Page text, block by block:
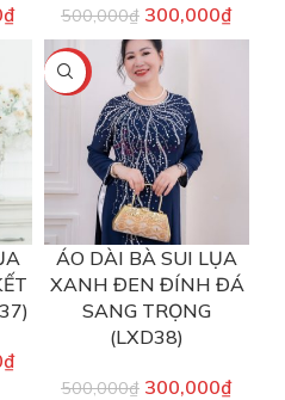
₫ 500,000₫ 300,000₫
₫
-40%
ÁO DÀI BÀ SUI LỤA
XANH ĐEN ĐÍNH ĐÁ
SANG TRỌNG
(LXD38)
500,000₫ 300,000₫